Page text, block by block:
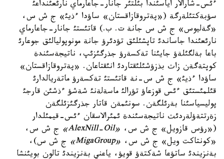
ءئس-شارالار اياسئندا بئلتئر جانار-جاعارماي نارئعئنداعئ
سؤبةكتئلةرگة («پةتروقازاقستان» ساؤدا ءذيئ» ج ش س،
«گةليوس» ج ش س جانة ت. ب.) قاتئستئ جانار-جاعارماي
نارئعئندا جاساندئ تاپشئلئق تؤدئرؤ جانة مونوپوليالئق جوعارئ
باعا بةلگئلةؤ جايئنا تةكسةرؤ جذرگئزئپ، ناتيجةسئندة
كوپتةگةن زاث بذزؤشئلئقتاردئ انئقتاعان. «پةتروقازاقستان»
ساؤدا ءذيئ» ج ش س-نة قاتئستئ تةكسةرؤ ماتةريالدارئ
قئلمئستئق ءئس قوزعاؤ تؤرالئ ماسةلةنئ شةشؤ ءذشئن قارجئ
پوليسياسئنا بةرئلگةن. سونئمةن قاتار جذرگئزئلگةن
زةرتتةؤلةردئث ناتيجةسئندة ئمئرالاسقان ءئس-قيمئلدار
(«رؤس قازويل» ج ش س، «AlexNill-Oil»
ج ش س،
«كونتاكت ويل» ج ش س، «MigaGroup»
ج ش س)،
بةنزيندئ ساتؤعا شةكتةؤ قويؤ، ياعني بةنزيندئ تالون بويئنشا